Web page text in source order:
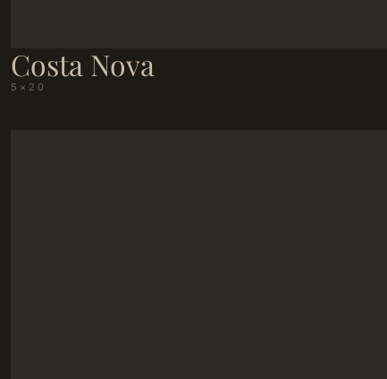
Costa Nova
5×20